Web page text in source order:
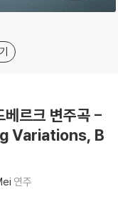
르크 변주곡 -
Variations, B
연주